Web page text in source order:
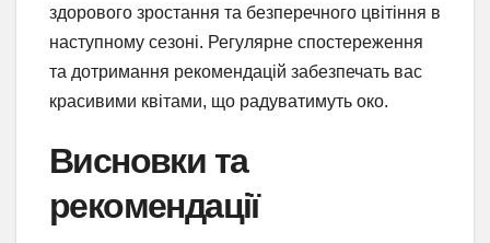
здорового зростання та безперечного цвітіння в
наступному сезоні. Регулярне спостереження
та дотримання рекомендацій забезпечать вас
красивими квітами, що радуватимуть око.
Висновки та
рекомендації